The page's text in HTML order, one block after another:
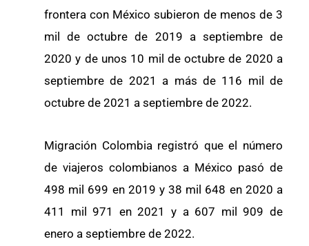
frontera con México subieron de menos de 3
mil de octubre de 2019 a septiembre de
2020 y de unos 10 mil de octubre de 2020 a
septiembre de 2021 a más de 116 mil de
octubre de 2021 a septiembre de 2022.
Migración Colombia registró que el número
de viajeros colombianos a México pasó de
498 mil 699 en 2019 y 38 mil 648 en 2020 a
411 mil 971 en 2021 y a 607 mil 909 de
enero a septiembre de 2022.